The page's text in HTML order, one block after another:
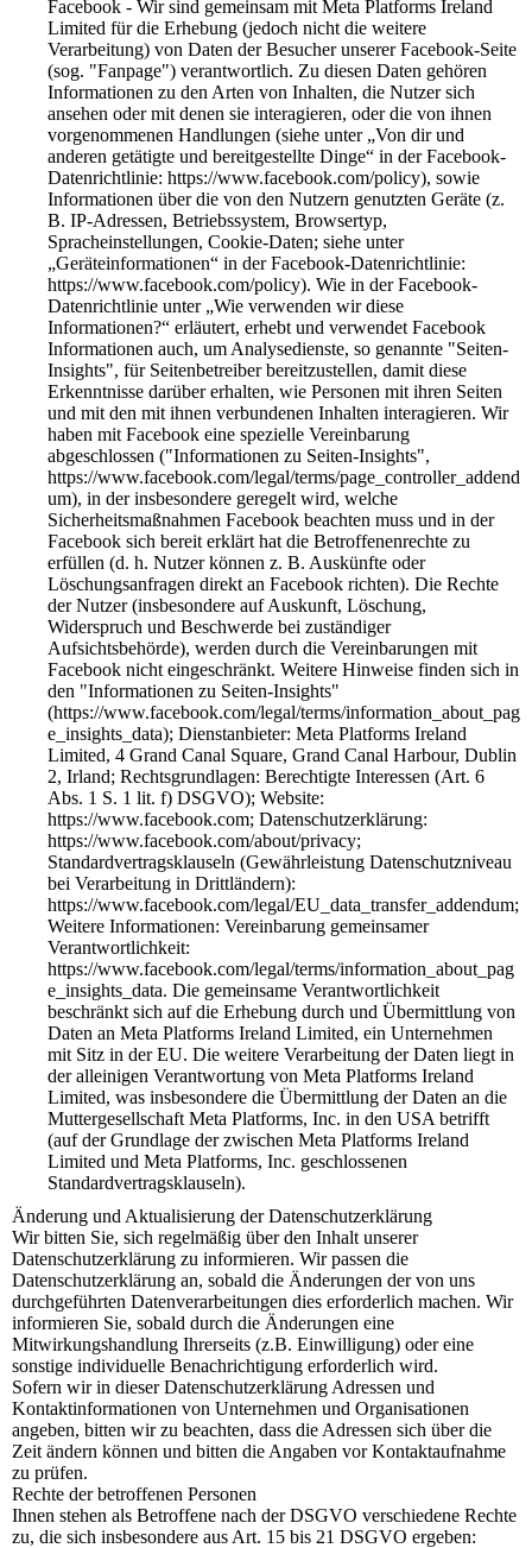
Facebook - Wir sind gemeinsam mit Meta Platforms Ireland
Limited für die Erhebung (jedoch nicht die weitere
Verarbeitung) von Daten der Besucher unserer Facebook-Seite
(sog. "Fanpage") verantwortlich. Zu diesen Daten gehören
Informationen zu den Arten von Inhalten, die Nutzer sich
ansehen oder mit denen sie interagieren, oder die von ihnen
vorgenommenen Handlungen (siehe unter „Von dir und
anderen getätigte und bereitgestellte Dinge“ in der Facebook-
Datenrichtlinie: https://www.facebook.com/policy), sowie
Informationen über die von den Nutzern genutzten Geräte (z.
B. IP-Adressen, Betriebssystem, Browsertyp,
Spracheinstellungen, Cookie-Daten; siehe unter
„Geräteinformationen“ in der Facebook-Datenrichtlinie:
https://www.facebook.com/policy). Wie in der Facebook-
Datenrichtlinie unter „Wie verwenden wir diese
Informationen?“ erläutert, erhebt und verwendet Facebook
Informationen auch, um Analysedienste, so genannte "Seiten-
Insights", für Seitenbetreiber bereitzustellen, damit diese
Erkenntnisse darüber erhalten, wie Personen mit ihren Seiten
und mit den mit ihnen verbundenen Inhalten interagieren. Wir
haben mit Facebook eine spezielle Vereinbarung
abgeschlossen ("Informationen zu Seiten-Insights",
https://www.facebook.com/legal/terms/page_controller_addend
um), in der insbesondere geregelt wird, welche
Sicherheitsmaßnahmen Facebook beachten muss und in der
Facebook sich bereit erklärt hat die Betroffenenrechte zu
erfüllen (d. h. Nutzer können z. B. Auskünfte oder
Löschungsanfragen direkt an Facebook richten). Die Rechte
der Nutzer (insbesondere auf Auskunft, Löschung,
Widerspruch und Beschwerde bei zuständiger
Aufsichtsbehörde), werden durch die Vereinbarungen mit
Facebook nicht eingeschränkt. Weitere Hinweise finden sich in
den "Informationen zu Seiten-Insights"
(https://www.facebook.com/legal/terms/information_about_pag
e_insights_data); Dienstanbieter: Meta Platforms Ireland
Limited, 4 Grand Canal Square, Grand Canal Harbour, Dublin
2, Irland; Rechtsgrundlagen: Berechtigte Interessen (Art. 6
Abs. 1 S. 1 lit. f) DSGVO); Website:
https://www.facebook.com; Datenschutzerklärung:
https://www.facebook.com/about/privacy;
Standardvertragsklauseln (Gewährleistung Datenschutzniveau
bei Verarbeitung in Drittländern):
https://www.facebook.com/legal/EU_data_transfer_addendum;
Weitere Informationen: Vereinbarung gemeinsamer
Verantwortlichkeit:
https://www.facebook.com/legal/terms/information_about_pag
e_insights_data. Die gemeinsame Verantwortlichkeit
beschränkt sich auf die Erhebung durch und Übermittlung von
Daten an Meta Platforms Ireland Limited, ein Unternehmen
mit Sitz in der EU. Die weitere Verarbeitung der Daten liegt in
der alleinigen Verantwortung von Meta Platforms Ireland
Limited, was insbesondere die Übermittlung der Daten an die
Muttergesellschaft Meta Platforms, Inc. in den USA betrifft
(auf der Grundlage der zwischen Meta Platforms Ireland
Limited und Meta Platforms, Inc. geschlossenen
Standardvertragsklauseln).
Änderung und Aktualisierung der Datenschutzerklärung
Wir bitten Sie, sich regelmäßig über den Inhalt unserer
Datenschutzerklärung zu informieren. Wir passen die
Datenschutzerklärung an, sobald die Änderungen der von uns
durchgeführten Datenverarbeitungen dies erforderlich machen. Wir
informieren Sie, sobald durch die Änderungen eine
Mitwirkungshandlung Ihrerseits (z.B. Einwilligung) oder eine
sonstige individuelle Benachrichtigung erforderlich wird.
Sofern wir in dieser Datenschutzerklärung Adressen und
Kontaktinformationen von Unternehmen und Organisationen
angeben, bitten wir zu beachten, dass die Adressen sich über die
Zeit ändern können und bitten die Angaben vor Kontaktaufnahme
zu prüfen.
Rechte der betroffenen Personen
Ihnen stehen als Betroffene nach der DSGVO verschiedene Rechte
zu, die sich insbesondere aus Art. 15 bis 21 DSGVO ergeben: